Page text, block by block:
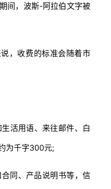
间，波斯-阿拉伯文字被
收费的标准会随着市
活用语、来往邮件、白
为千字300元;
同、产品说明书等，信